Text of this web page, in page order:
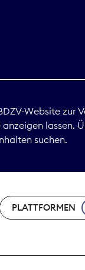
Website zur
lassen.
suchen.
PLATTFORMEN